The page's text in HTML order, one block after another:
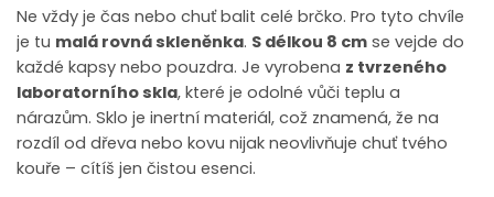
Ne vždy je čas nebo chuť balit celé brčko. Pro tyto chvíle
je tu malá rovná skleněnka. S délkou 8 cm se vejde do
každé kapsy nebo pouzdra. Je vyrobena z tvrzeného
laboratorního skla, které je odolné vůči teplu a
nárazům. Sklo je inertní materiál, což znamená, že na
rozdíl od dřeva nebo kovu nijak neovlivňuje chuť tvého
kouře – cítíš jen čistou esenci.